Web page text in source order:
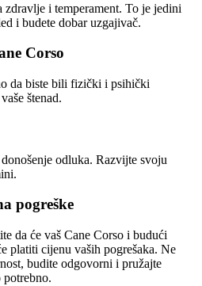
zdravlje i temperament. To je jedini
i budete dobar uzgajivač.
Corso
da biste bili fizički i psihički
štenad.
odluka. Razvijte svoju
pogreške
da će vaš Cane Corso i budući
platiti cijenu vaših pogrešaka. Ne
budite odgovorni i pružajte